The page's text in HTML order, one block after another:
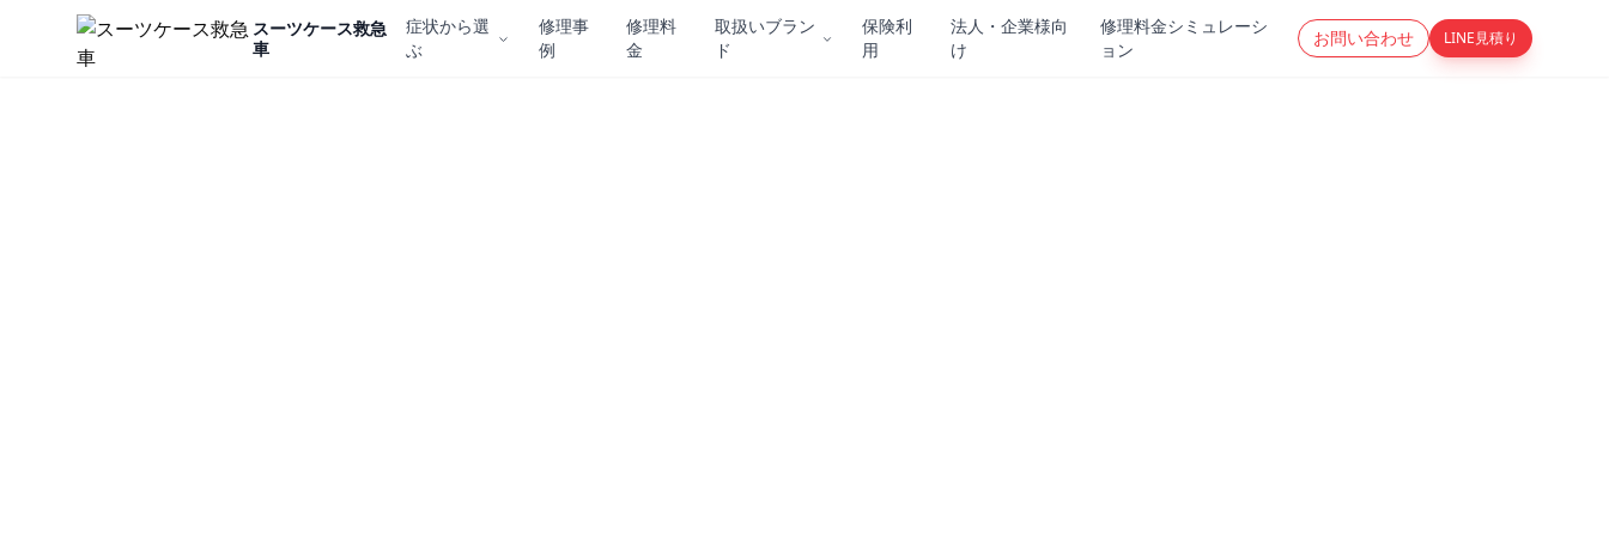
スーツケース救急
車
症状から選
ぶ
修理事
例
修理料
金
取扱いブラン
ド
保険利
用
法人・企業様向
け
修理料金シミュレーシ
ョン
お問い合わせ LINE見積り